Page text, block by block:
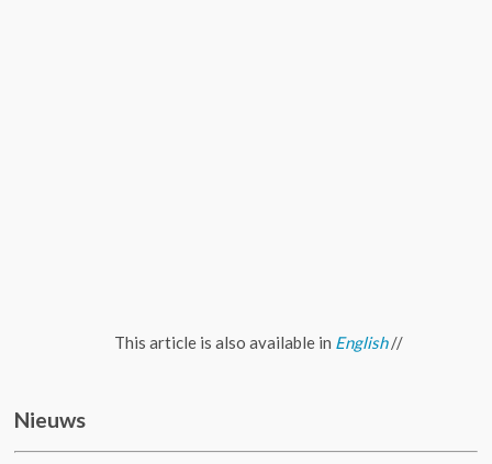
This article is also available in English//
Nieuws